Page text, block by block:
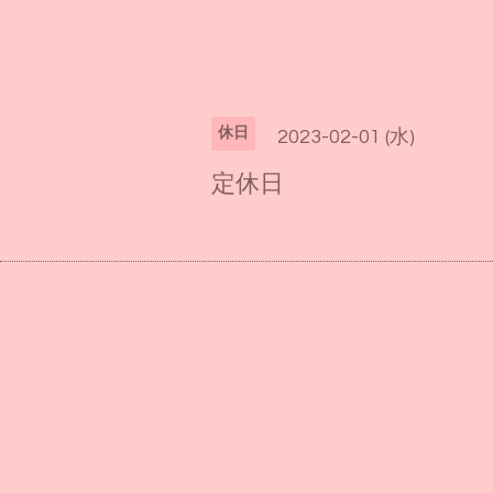
休日 2023-02-01 (水)
定休日